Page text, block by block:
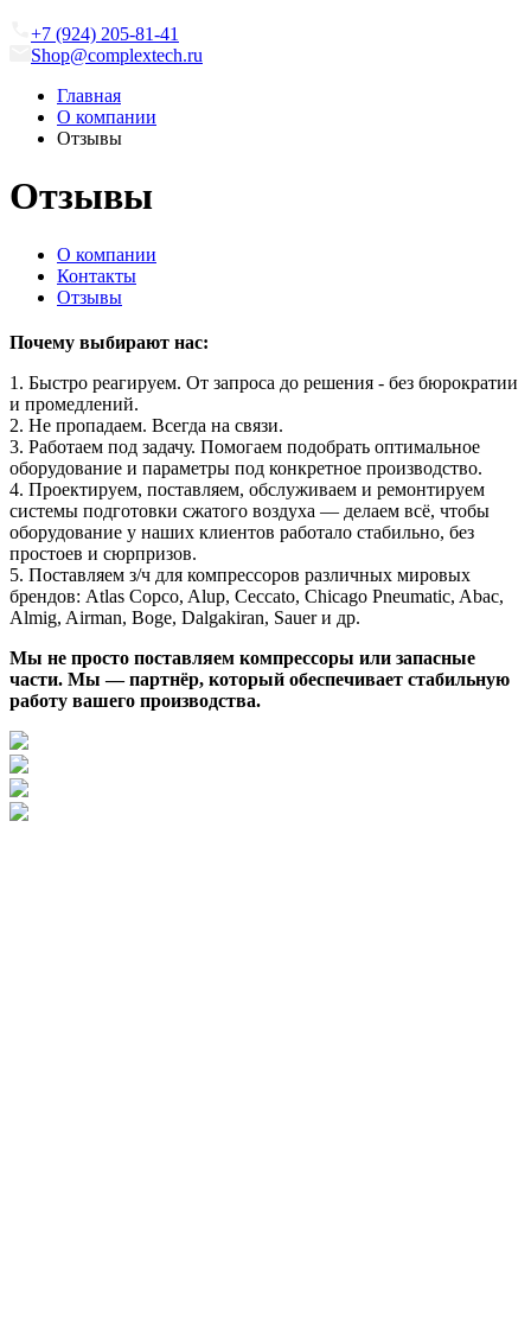
+7 (924) 205-81-41
Shop@complextech.ru
Главная
О компании
Отзывы
Отзывы
О компании
Контакты
Отзывы
Почему выбирают нас:
1. Быстро реагируем. От запроса до решения - без бюрократии
и промедлений.
2. Не пропадаем. Всегда на связи.
3. Работаем под задачу. Помогаем подобрать оптимальное
оборудование и параметры под конкретное производство.
4. Проектируем, поставляем, обслуживаем и ремонтируем
системы подготовки сжатого воздуха — делаем всё, чтобы
оборудование у наших клиентов работало стабильно, без
простоев и сюрпризов.
5. Поставляем з/ч для компрессоров различных мировых
брендов: Atlas Copco, Alup, Ceccato, Chicago Pneumatic, Abac,
Almig, Airman, Boge, Dalgakiran, Sauer и др.
Мы не просто поставляем компрессоры или запасные
части. Мы — партнёр, который обеспечивает стабильную
работу вашего производства.